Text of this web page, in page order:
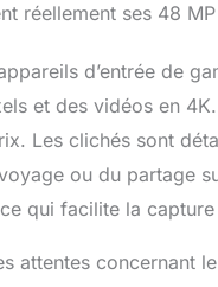
réellement ses 48
d’entrée de
et des vidéos en
Les clichés sont
ou du partage
qui facilite la
attentes concernant